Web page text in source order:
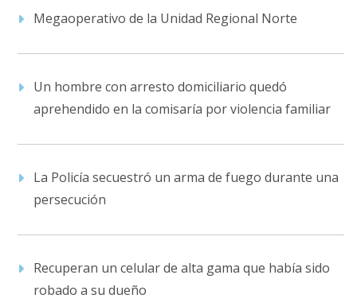
Megaoperativo de la Unidad Regional Norte
Un hombre con arresto domiciliario quedó
aprehendido en la comisaría por violencia familiar
La Policía secuestró un arma de fuego durante una
persecución
Recuperan un celular de alta gama que había sido
robado a su dueño